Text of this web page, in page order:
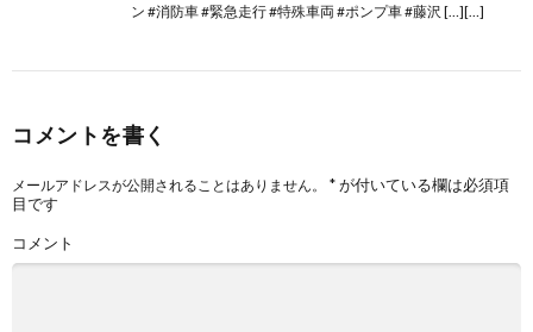
ン #消防車 #緊急走行 #特殊車両 #ポンプ車 #藤沢 […][…]
コメントを書く
メールアドレスが公開されることはありません。 *が付いている欄は必須項
目です
コメント